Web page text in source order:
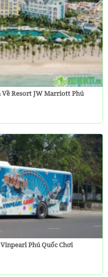
Về Resort JW Marriott Phú
Phú Quốc Chơi